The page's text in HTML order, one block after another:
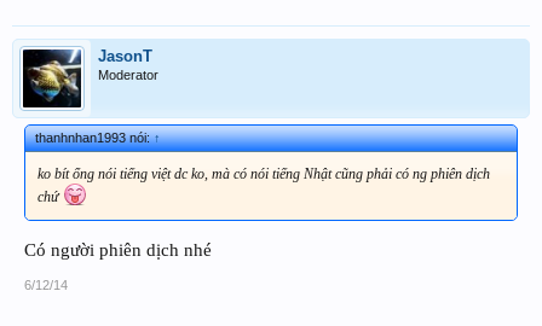
JasonT
Moderator
thanhnhan1993 nói:↑
ko bít ổng nói tiếng việt dc ko, mà có nói tiếng Nhật cũng phải có ng phiên dịch
chứ
Có người phiên dịch nhé
6/12/14